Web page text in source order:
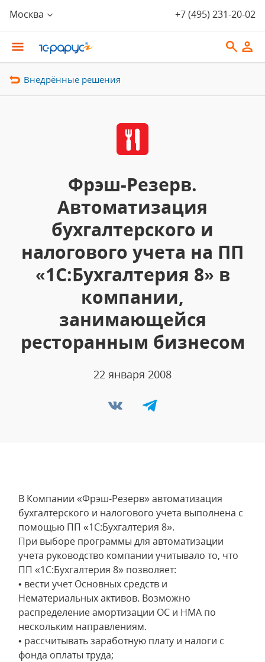
Москва +7 (495) 231-20-02
Внедрённые решения
Фрэш-Резерв.
Автоматизация
бухгалтерского и
налогового учета на ПП
«1С:Бухгалтерия 8» в
компании,
занимающейся
ресторанным бизнесом
22 января 2008
В Компании «Фрэш-Резерв» автоматизация
бухгалтерского и налогового учета выполнена с
помощью ПП «1С:Бухгалтерия 8».
При выборе программы для автоматизации
учета руководство компании учитывало то, что
ПП «1С:Бухгалтерия 8» позволяет:
• вести учет Основных средств и
Нематериальных активов. Возможно
распределение амортизации ОС и НМА по
нескольким направлениям.
• рассчитывать заработную плату и налоги с
фонда оплаты труда;